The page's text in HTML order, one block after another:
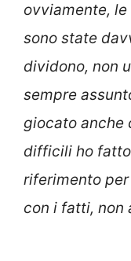
ovviamente,
sono state
dividono, non
sempre
giocato anche
difficili ho
riferimento
con i fatti, non